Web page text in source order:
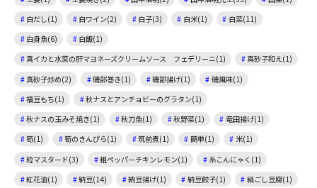
白だし(1)
白ワイン(2) 白子(3) 白米(1)
白菜(11)
白身魚(6)
白飯(1)
真イカと水菜の肝マヨネーズクリームソース フェデリーニ(1)
真砂子和え(1)
真砂子炒め(2)
磯部巻き(1) 磯部揚げ(1)
磯風味(1)
福豆もち(1)
秋ナスとアンチョビーのグラタン(1)
秋ナスの玉みそ焼き(1)
秋刀魚(1) 秋野菜(1)
竜田揚げ(1)
筍(1)
筍のきんぴら(1) 筑前煮(1) 簡単(1)
米(1)
粒マスタード(3)
粗ペッパーチキンレモン(1)
糸こんにゃく(1)
紅花油(1)
納豆(14) 納豆揚げ(1) 納豆餃子(1)
絹ごし豆腐(1)